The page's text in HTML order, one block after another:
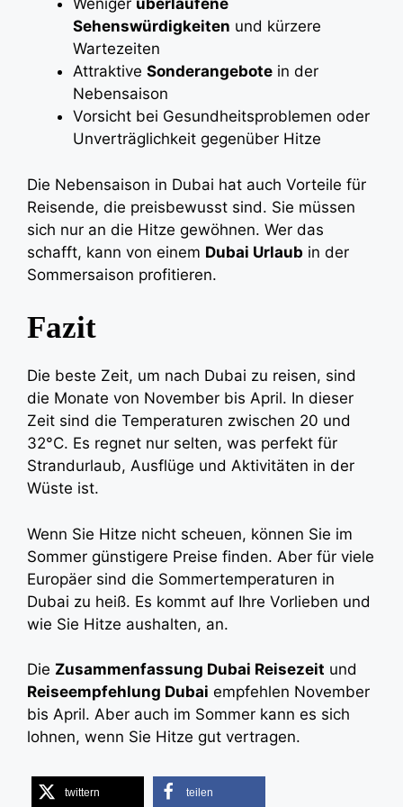
Weniger überlaufene
Sehenswürdigkeiten und kürzere
Wartezeiten
Attraktive Sonderangebote in der
Nebensaison
Vorsicht bei Gesundheitsproblemen oder
Unverträglichkeit gegenüber Hitze
Die Nebensaison in Dubai hat auch Vorteile für
Reisende, die preisbewusst sind. Sie müssen
sich nur an die Hitze gewöhnen. Wer das
schafft, kann von einem Dubai Urlaub in der
Sommersaison profitieren.
Fazit
Die beste Zeit, um nach Dubai zu reisen, sind
die Monate von November bis April. In dieser
Zeit sind die Temperaturen zwischen 20 und
32°C. Es regnet nur selten, was perfekt für
Strandurlaub, Ausflüge und Aktivitäten in der
Wüste ist.
Wenn Sie Hitze nicht scheuen, können Sie im
Sommer günstigere Preise finden. Aber für viele
Europäer sind die Sommertemperaturen in
Dubai zu heiß. Es kommt auf Ihre Vorlieben und
wie Sie Hitze aushalten, an.
Die Zusammenfassung Dubai Reisezeit und
Reiseempfehlung Dubai empfehlen November
bis April. Aber auch im Sommer kann es sich
lohnen, wenn Sie Hitze gut vertragen.
twittern teilen